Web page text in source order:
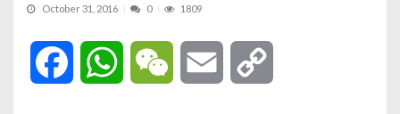
October 31, 2016 0 1809
Facebook WhatsAppWeChat Email